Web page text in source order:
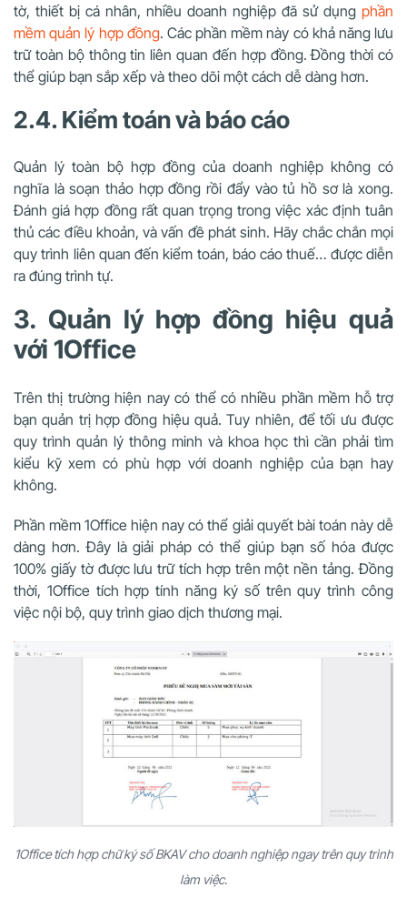
tờ, thiết bị cá nhân, nhiều doanh nghiệp đã sử dụng phần
mềm quản lý hợp đồng. Các phần mềm này có khả năng lưu
trữ toàn bộ thông tin liên quan đến hợp đồng. Đồng thời có
thể giúp bạn sắp xếp và theo dõi một cách dễ dàng hơn.
2.4. Kiểm toán và báo cáo
Quản lý toàn bộ hợp đồng của doanh nghiệp không có
nghĩa là soạn thảo hợp đồng rồi đẩy vào tủ hồ sơ là xong.
Đánh giá hợp đồng rất quan trọng trong việc xác định tuân
thủ các điều khoản, và vấn đề phát sinh. Hãy chắc chắn mọi
quy trình liên quan đến kiểm toán, báo cáo thuế… được diễn
ra đúng trình tự.
3. Quản lý hợp đồng hiệu quả
với 1Office
Trên thị trường hiện nay có thể có nhiều phần mềm hỗ trợ
bạn quản trị hợp đồng hiệu quả. Tuy nhiên, để tối ưu được
quy trình quản lý thông minh và khoa học thì cần phải tìm
kiểu kỹ xem có phù hợp với doanh nghiệp của bạn hay
không.
Phần mềm 1Office hiện nay có thể giải quyết bài toán này dễ
dàng hơn. Đây là giải pháp có thể giúp bạn số hóa được
100% giấy tờ được lưu trữ tích hợp trên một nền tảng. Đồng
thời, 1Office tích hợp tính năng ký số trên quy trình công
việc nội bộ, quy trình giao dịch thương mại.
1Office tích hợp chữ ký số BKAV cho doanh nghiệp ngay trên quy trình
làm việc.